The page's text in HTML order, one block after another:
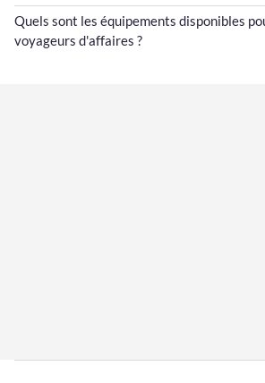
Quels sont les équipements disponibles
voyageurs d'affaires ?